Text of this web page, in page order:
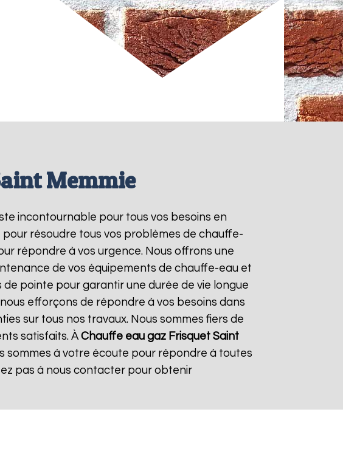
Memmie
incontournable pour tous vos besoins en
résoudre tous vos problèmes de chauffe-
répondre à vos urgence. Nous offrons une
de vos équipements de chauffe-eau et
pointe pour garantir une durée de vie longue
efforçons de répondre à vos besoins dans
sur tous nos travaux. Nous sommes fiers de
satisfaits. ÀChauffe eau gaz Frisquet Saint
sommes à votre écoute pour répondre à toutes
pas à nous contacter pour obtenir